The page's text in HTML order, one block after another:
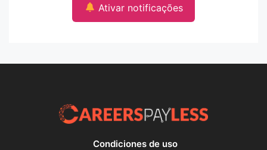
Ativar notificações
Condiciones de uso